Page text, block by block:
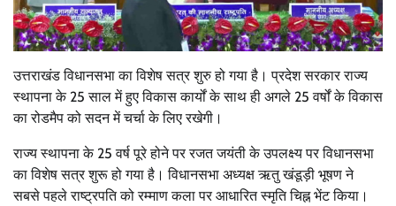
उत्तराखंड विधानसभा का विशेष सत्र शुरु हो गया है। प्रदेश सरकार राज्य
स्थापना के 25 साल में हुए विकास कार्यों के साथ ही अगले 25 वर्षों के विकास
का रोडमैप को सदन में चर्चा के लिए रखेगी।
राज्य स्थापना के 25 वर्ष पूरे होने पर रजत जयंती के उपलक्ष्य पर विधानसभा
का विशेष सत्र शुरू हो गया है। विधानसभा अध्यक्ष ऋतु खंडूड़ी भूषण ने
सबसे पहले राष्ट्रपति को रम्माण कला पर आधारित स्मृति चिह्न भेंट किया।